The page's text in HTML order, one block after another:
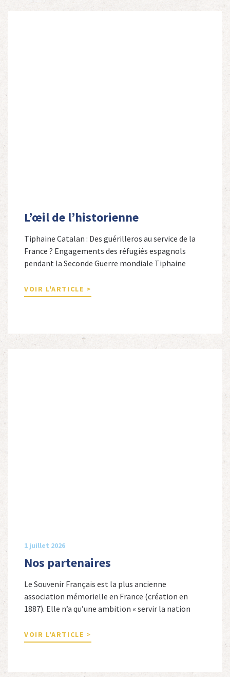
L’œil de l’historienne
Tiphaine Catalan : Des guérilleros au service de la
France ? Engagements des réfugiés espagnols
pendant la Seconde Guerre mondiale Tiphaine
secondaire et docteure en études hispaniques. Elle
est spécialiste de l’histoire contemporaine des
VOIR L'ARTICLE >
1 juillet 2026
Nos partenaires
Le Souvenir Français est la plus ancienne
association mémorielle en France (création en
1887). Elle n’a qu’une ambition « servir la nation
nationale de la France. Afin d’atteindre cet objectif,
Le Souvenir Français entretient des liens amicaux
totalité ou partiellement afin de faire vivre […]
VOIR L'ARTICLE >